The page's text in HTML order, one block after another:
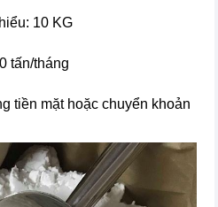
10 KG
tấn/tháng
tiền mặt hoặc chuyển khoản